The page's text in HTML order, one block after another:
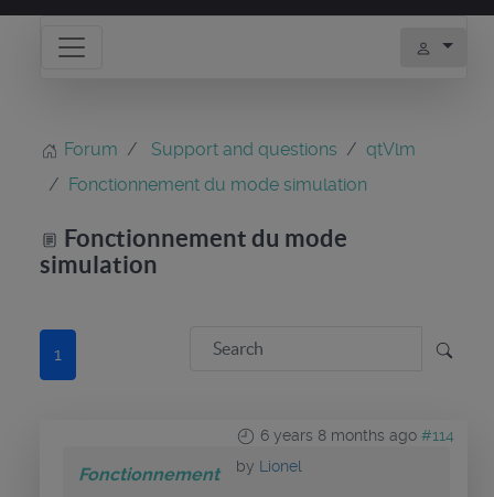
Forum Support and questions
qtVlm
Fonctionnement du mode simulation
Fonctionnement du mode
simulation
1
6 years 8 months ago #114
by Lionel
Fonctionnement